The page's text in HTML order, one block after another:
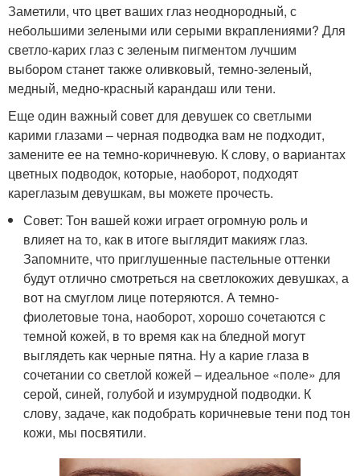
Заметили, что цвет ваших глаз неоднородный, с
небольшими зелеными или серыми вкраплениями? Для
светло-карих глаз с зеленым пигментом лучшим
выбором станет также оливковый, темно-зеленый,
медный, медно-красный карандаш или тени.
Еще один важный совет для девушек со светлыми
карими глазами – черная подводка вам не подходит,
замените ее на темно-коричневую. К слову, о вариантах
цветных подводок, которые, наоборот, подходят
кареглазым девушкам, вы можете прочесть.
Совет: Тон вашей кожи играет огромную роль и
влияет на то, как в итоге выглядит макияж глаз.
Запомните, что приглушенные пастельные оттенки
будут отлично смотреться на светлокожих девушках, а
вот на смуглом лице потеряются. А темно-
фиолетовые тона, наоборот, хорошо сочетаются с
темной кожей, в то время как на бледной могут
выглядеть как черные пятна. Ну а карие глаза в
сочетании со светлой кожей – идеальное «поле» для
серой, синей, голубой и изумрудной подводки. К
слову, задаче, как подобрать коричневые тени под тон
кожи, мы посвятили.